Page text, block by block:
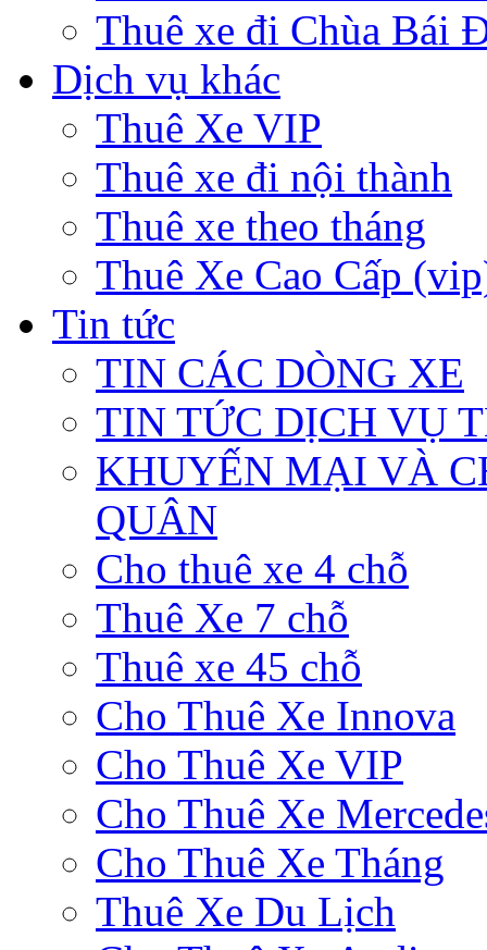
Thuê xe đi Chùa Bái
Dịch vụ khác
Thuê Xe VIP
Thuê xe đi nội thành
Thuê xe theo tháng
Thuê Xe Cao Cấp
Tin tức
TIN CÁC DÒNG XE
TIN TỨC DỊCH VỤ
KHUYẾN MẠI VÀ
QUÂN
Cho thuê xe 4 chỗ
Thuê Xe 7 chỗ
Thuê xe 45 chỗ
Cho Thuê Xe Innova
Cho Thuê Xe VIP
Cho Thuê Xe
Cho Thuê Xe Tháng
Thuê Xe Du Lịch